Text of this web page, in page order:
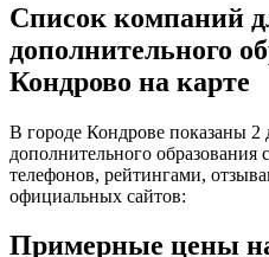
Список компаний
дополнительного
Кондрово на карте
В городе Кондрове показаны
дополнительного
телефонов, рейтингами,
официальных сайтов:
Примерные цены